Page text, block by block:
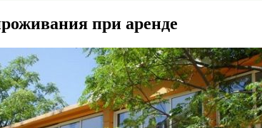
при аренде